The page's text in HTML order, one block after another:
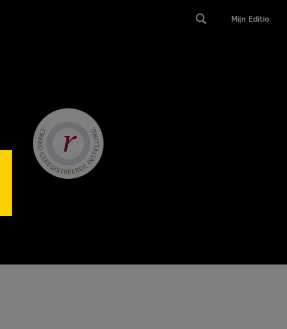
Mijn Editio